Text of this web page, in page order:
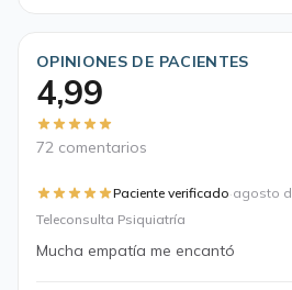
OPINIONES DE PACIENTES
4,99
72 comentarios
Paciente verificado·agosto
Teleconsulta Psiquiatría
Mucha empatía me encantó